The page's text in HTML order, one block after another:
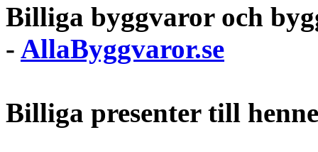
Billiga byggvaror och
- AllaByggvaror.se
Billiga presenter till